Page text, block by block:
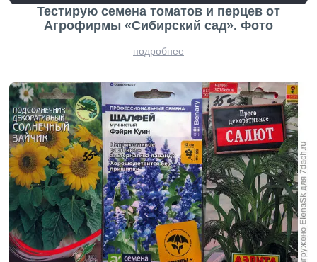
Тестирую семена томатов и перцев от
Агрофирмы «Сибирский сад». Фото
подробнее